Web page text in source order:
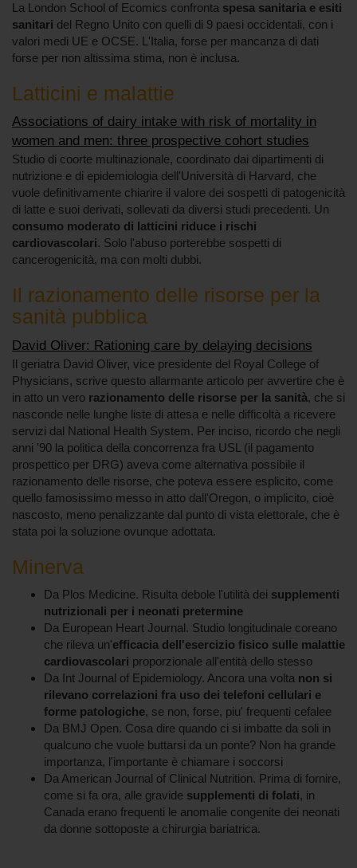
La London School of Ecomics confronta spesa sanitaria e esiti
sanitari del Regno Unito con quelli di 9 paesi occidentali, con i
valori medi UE e OCSE. L'Italia, forse per mancanza di dati
forse per non altissima stima, non è inclusa.
Latticini e malattie
Associations of dairy intake with risk of mortality in
women and men: three prospective cohort studies
Studio di coorte multinazionale, coordinato dai dipartimenti di
nutrizione e di epidemiologia dell'Università di Harvard, che
vuole definitivamente chiarire il valore dei sospetti di patogenicità
di latte e suoi derivati, sollevati da diversi studi precedenti. Un
consumo moderato di latticini riduce i rischi
cardiovascolari. Solo l'abuso porterebbe sospetti di
cancerogenicità, ma con molti dubbi.
Il razionamento delle risorse per la
sanità pubblica
David Oliver: Rationing care by delaying decisions
Il geriatra David Oliver, vice presidente del Royal College of
Physicians, scrive questo allarmante articolo per avvertire che è
in atto un vero razionamento delle risorse per la sanità, che si
nasconde nelle lunghe liste di attesa e nelle difficoltà a ricevere
servizi dal National Health System. Per inciso, ricordo che negli
anni '90 la politica della concorrenza fra USL (il pagamento
prospettico per DRG) aveva come alternativa possibile il
razionamento delle risorse, che poteva essere esplicito, come
quello famosissimo messo in atto dall'Oregon, o implicito, cioè
nascosto, meno penalizzante dal punto di vista elettorale, che è
stata poi la soluzione ovunque adottata.
Minerva
Da Plos Medicine. Risulta debole l'utilità dei supplementi
nutrizionali per i neonati pretermine
Da European Heart Journal. Studio longitudinale coreano
che rileva un'efficacia dell'esercizio fisico sulle malattie
cardiovascolari proporzionale all'entità dello stesso
Da Int Journal of Epidemiology. Ancora una volta non si
rilevano correlazioni fra uso dei telefoni cellulari e
forme patologiche, se non, forse, piu' frequenti cefalee
Da BMJ Open. Cosa dire quando ci si imbatte da soli in
qualcuno che vuole buttarsi da un ponte? Non ha grande
importanza, l'importante è chiamare i soccorsi
Da American Journal of Clinical Nutrition. Prima di fornire,
come si fa ora, alle gravide supplementi di folati, in
Canada erano frequenti le anomalie congenite dei neonati
da donne sottoposte a chirurgia bariatrica.